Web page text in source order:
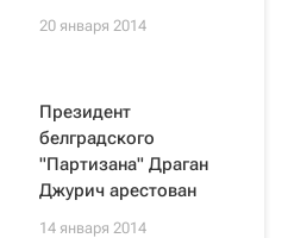
20 января 2014
Президент
белградского
"Партизана" Драган
Джурич арестован
14 января 2014